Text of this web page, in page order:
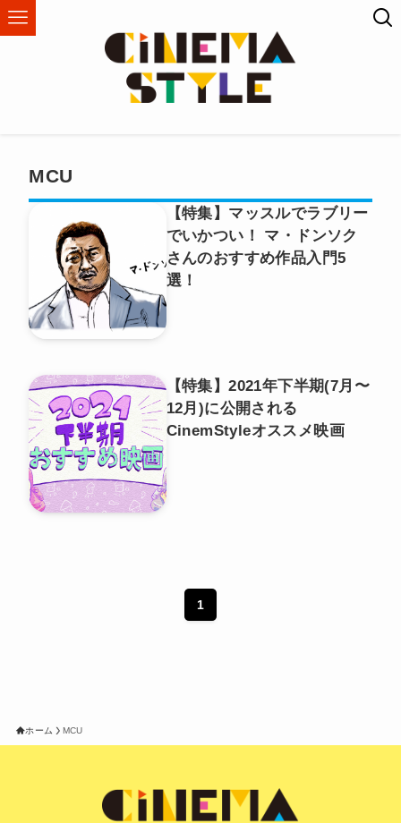
MCU
【特集】マッスルでラブリー
でいかつい！ マ・ドンソク
さんのおすすめ作品入門5
選！
【特集】2021年下半期(7月〜
12月)に公開される
CinemStyleオススメ映画
1
ホーム MCU